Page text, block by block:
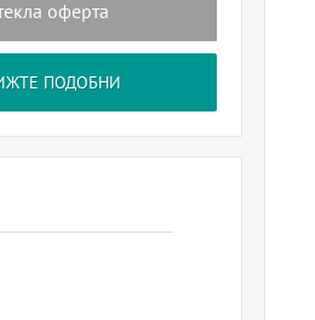
оферта
ПОДОБНИ